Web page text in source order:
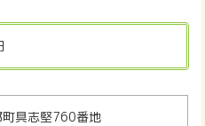
具志堅760番地